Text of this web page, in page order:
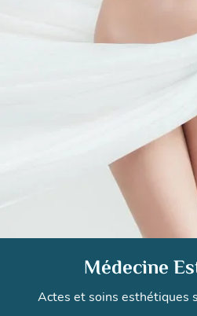
Médecine
Actes et soins esthétiques